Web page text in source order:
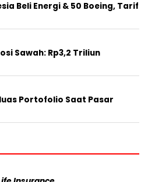
Beli Energi & 50 Boeing, Tarif
Sawah: Rp3,2 Triliun
Portofolio Saat Pasar